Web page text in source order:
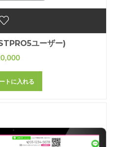
ユーザー)
トに入れる